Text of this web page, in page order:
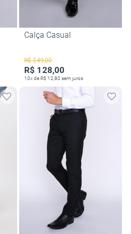
Calça Casual
R$ 249,00
R$ 128,00
10x de R$ 12,80 sem juros